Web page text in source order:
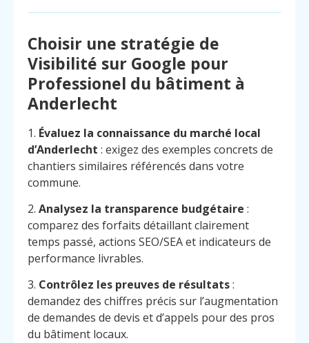
Choisir une stratégie de
Visibilité sur Google pour
Professionel du bâtiment à
Anderlecht
1. Évaluez la connaissance du marché local
d’Anderlecht : exigez des exemples concrets de
chantiers similaires référencés dans votre
commune.
2. Analysez la transparence budgétaire :
comparez des forfaits détaillant clairement
temps passé, actions SEO/SEA et indicateurs de
performance livrables.
3. Contrôlez les preuves de résultats:
demandez des chiffres précis sur l’augmentation
de demandes de devis et d’appels pour des pros
du bâtiment locaux.